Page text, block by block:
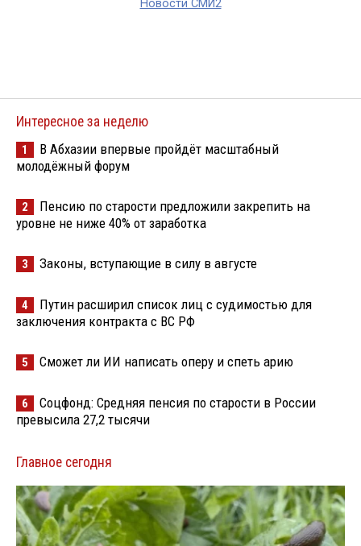
Новости СМИ2
Интересное за неделю
1
В Абхазии впервые пройдёт масштабный
молодёжный форум
2
Пенсию по старости предложили закрепить на
уровне не ниже 40% от заработка
3 Законы, вступающие в силу в августе
4
Путин расширил список лиц с судимостью для
заключения контракта с ВС РФ
5 Сможет ли ИИ написать оперу и спеть арию
6
Соцфонд: Средняя пенсия по старости в России
превысила 27,2 тысячи
Главное сегодня